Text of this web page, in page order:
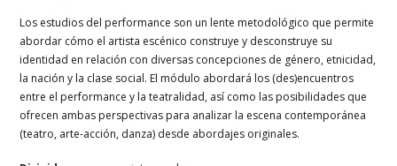
Los estudios del performance son un lente metodológico que permite
abordar cómo el artista escénico construye y desconstruye su
identidad en relación con diversas concepciones de género, etnicidad,
la nación y la clase social. El módulo abordará los (des)encuentros
entre el performance y la teatralidad, así como las posibilidades que
ofrecen ambas perspectivas para analizar la escena contemporánea
(teatro, arte-acción, danza) desde abordajes originales.